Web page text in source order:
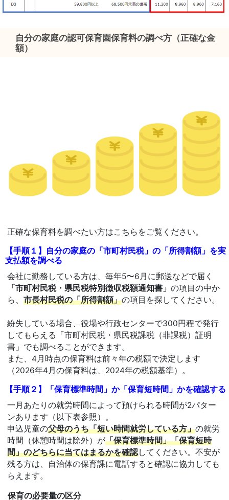
自分の家庭の認可保育園保育料の調べ方（正確な金
額）
正確な保育料を調べたい方はこちらをご覧ください。
【手順１】自分の家庭の「市町村民税」の「所得割額」を実
支払額を調べる
会社に勤務している方は、毎年5〜6月に郵送などで届く
「市町村民税・県民税特別徴収税額通知書」 の項目の中か
ら、 市長村民税の「所得割額」の項目を探してください。
紛失している場合、役場や行政センターで300円程で発行
してもらえる「市町村民税・県民税課税（非課税）証明
書」でも調べることができます。
また、4月時点の保育料は前々年の税額で決定します
（2026年4月の保育料は、2024年の税額基準）。
【手順２】「保育標準時間」か「保育短時間」かを確認する
一月あたりの就労時間によって預けられる時間が2パター
ンあります（以下表参照）。
申込児童の父母のうち「短い時間就労している方」の就労
時間（休憩時間は除外）が「保育標準時間」「保育短時
間」のどちらに当てはまるかを確認してください。不安が
残る方は、自治体の保育課に電話すると確認に協力しても
らえます。
保育の必要量の区分